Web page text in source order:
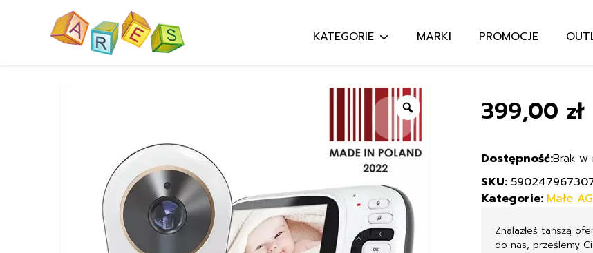
KATEGORIE MARKI PROMOCJE
Zoom 399,00 zł
Brak w
SKU:
Kategorie: Małe
Znalazłeś tańszą
do nas, prześlemy